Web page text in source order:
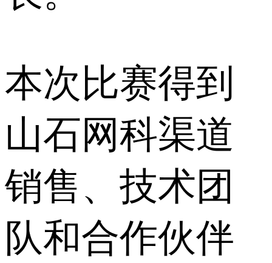
本次比赛得到
山石网科渠道
销售、技术团
队和合作伙伴